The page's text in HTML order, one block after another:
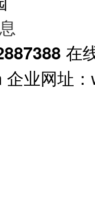
在
业网址